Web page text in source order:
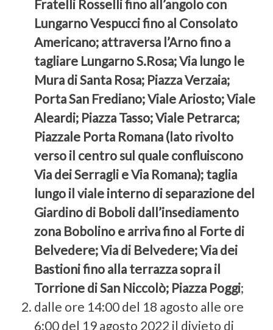
Fratelli Rosselli fino all’angolo con
Lungarno Vespucci fino al Consolato
Americano; attraversa l’Arno fino a
tagliare Lungarno S.Rosa; Via lungo le
Mura di Santa Rosa; Piazza Verzaia;
Porta San Frediano; Viale Ariosto; Viale
Aleardi; Piazza Tasso; Viale Petrarca;
Piazzale Porta Romana (lato rivolto
verso il centro sul quale confluiscono
Via dei Serragli e Via Romana); taglia
lungo il viale interno di separazione del
Giardino di Boboli dall’insediamento
zona Bobolino e arriva fino al Forte di
Belvedere; Via di Belvedere; Via dei
Bastioni fino alla terrazza sopra il
Torrione di San Niccolò; Piazza Poggi;
dalle ore 14:00 del 18 agosto alle ore
6:00 del 19 agosto 2022 il divieto di